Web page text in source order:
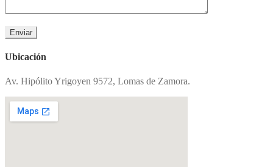
Ubicación
Av. Hipólito Yrigoyen 9572, Lomas de Zamora.